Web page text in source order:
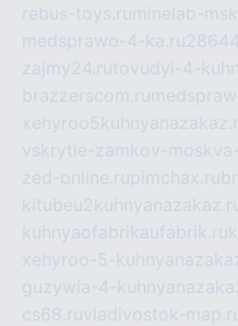
rebus-toys.ru minelab-
medsprawo-4-ka.ru
zajmy24.rutovudyi-4-
brazzerscom.ru
vskrytie-zamkov-moskva-
zed-online.rupimchax.ru
kuhnyaofabrikaufabrik.ru
xehyroo-5-
guzywia-4-
cs68.ruvladivostok-